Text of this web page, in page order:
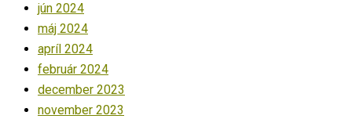
jún 2024
máj 2024
apríl 2024
február 2024
december 2023
november 2023